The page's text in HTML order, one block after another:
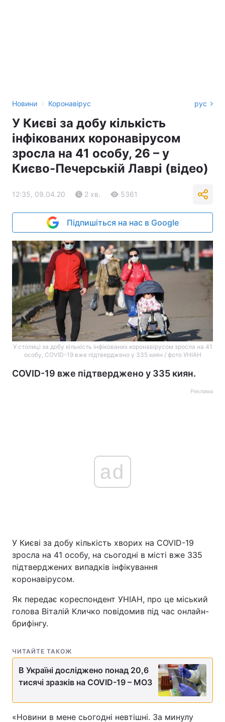
Новини › Коронавірус рус
У Києві за добу кількість
інфікованих коронавірусом
зросла на 41 особу, 26 – у
Києво-Печерській Лаврі (відео)
12:35, 09.04.20 2 хв. 5361
Підпишіться на нас в Google
У столиці за добу кількість інфікованих коронавірусом зросла на 41
особу, COVID-19 вже підтверджено у 335 киян / фото УНІАН
COVID-19 вже підтверджено у 335 киян.
Реклама
ad
У Києві за добу кількість хворих на COVID-19
зросла на 41 особу, на сьогодні в місті вже 335
підтверджених випадків інфікування
коронавірусом.
Як передає кореспондент УНІАН, про це міський
голова Віталій Кличко повідомив під час онлайн-
брифінгу.
ЧИТАЙТЕ ТАКОЖ
В Україні досліджено понад 20,6
тисячі зразків на COVID-19 – МОЗ
«Новини в мене сьогодні невтішні. За минулу